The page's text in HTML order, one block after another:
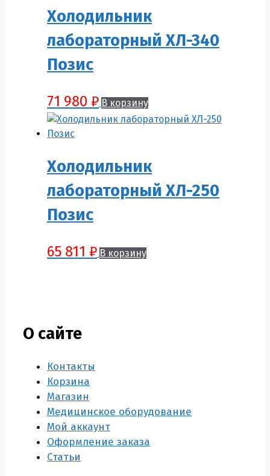
Холодильник
лабораторный ХЛ-340
Позис
71 980 ₽ В корзину
Холодильник
лабораторный ХЛ-250
Позис
65 811 ₽ В корзину
О сайте
Контакты
Корзина
Магазин
Медицинское оборудование
Мой аккаунт
Оформление заказа
Статьи